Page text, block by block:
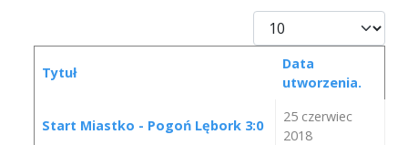
Pokaż #
Tytuł
Data
utworzenia.
Start Miastko - Pogoń Lębork 3:0
25 czerwiec
2018